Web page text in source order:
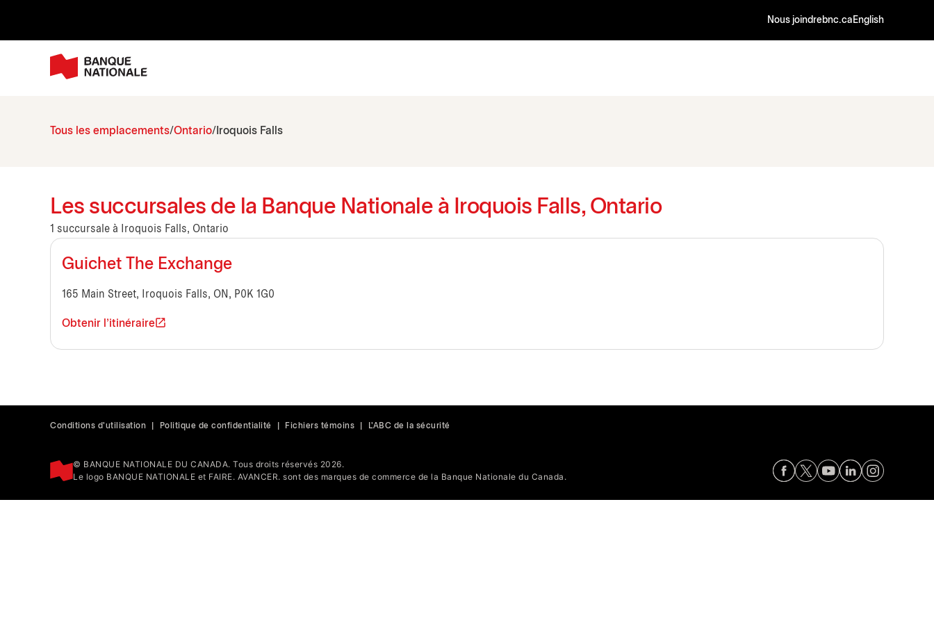
Nous joindrebnc.ca English
Tous les emplacements Ontario Iroquois Falls
Les succursales de la Banque Nationale à Iroquois Falls, Ontario
1 succursale à Iroquois Falls, Ontario
Guichet The Exchange
165 Main Street, Iroquois Falls, ON, P0K 1G0
Obtenir l'itinéraire
Conditions d'utilisation Politique de confidentialité Fichiers témoins L'ABC de la sécurité
© BANQUE NATIONALE DU CANADA. Tous droits réservés 2026.
Le logo BANQUE NATIONALE et FAIRE. AVANCER. sont des marques de commerce de la Banque Nationale du Canada.